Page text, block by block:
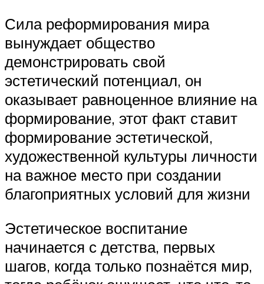
Сила реформирования мира
вынуждает общество
демонстрировать свой
эстетический потенциал, он
оказывает равноценное влияние на
формирование, этот факт ставит
формирование эстетической,
художественной культуры личности
на важное место при создании
благоприятных условий для жизни
Эстетическое воспитание
начинается с детства, первых
шагов, когда только познаётся мир,